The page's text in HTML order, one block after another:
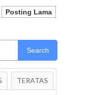
Posting Lama
Search
TERATAS